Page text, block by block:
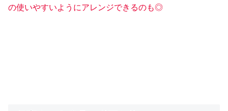
の使いやすいようにアレンジできるのも◎